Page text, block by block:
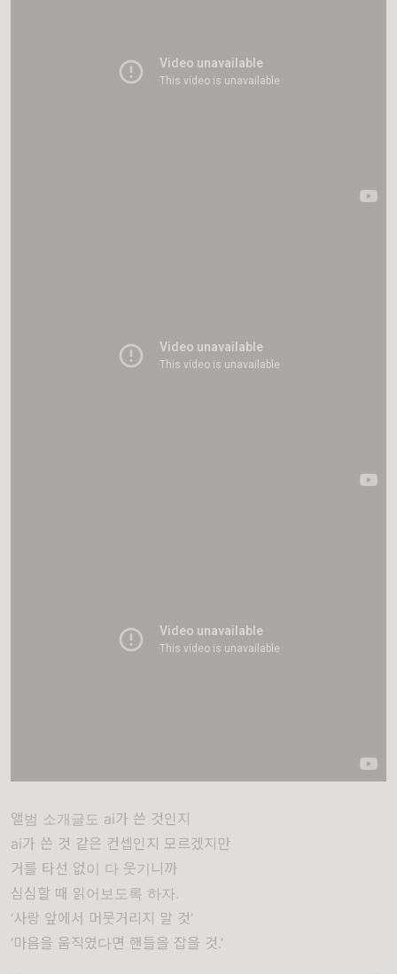
앨범 소개글도 ai가 쓴 것인지
ai가 쓴 것 같은 컨셉인지 모르겠지만
거를 타선 없이 다 웃기니까
심심할 때 읽어보도록 하자.
‘사랑 앞에서 머뭇거리지 말 것’
‘마음을 움직였다면 핸들을 잡을 것.’